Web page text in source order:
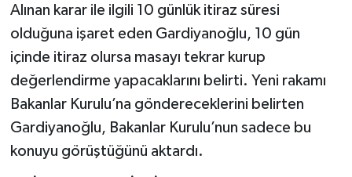
Alınan karar ile ilgili 10 günlük itiraz süresi
olduğuna işaret eden Gardiyanoğlu, 10 gün
içinde itiraz olursa masayı tekrar kurup
değerlendirme yapacaklarını belirti. Yeni rakamı
Bakanlar Kurulu’na göndereceklerini belirten
Gardiyanoğlu, Bakanlar Kurulu’nun sadece bu
konuyu görüştüğünü aktardı.